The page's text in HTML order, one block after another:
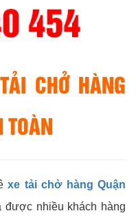
CHỞ HÀNG
TOÀN
xe tải chở hàng Quận
được nhiều khách hàng